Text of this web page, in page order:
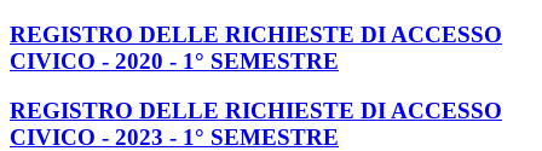
REGISTRO DELLE RICHIESTE DI ACCESSO
CIVICO - 2020 - 1° SEMESTRE
REGISTRO DELLE RICHIESTE DI ACCESSO
CIVICO - 2023 - 1° SEMESTRE